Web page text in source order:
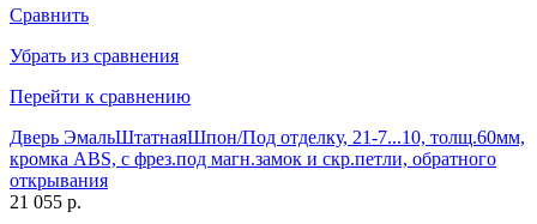
Сравнить
Убрать из сравнения
Перейти к сравнению
Дверь ЭмальШтатнаяШпон/Под отделку, 21-7...10, толщ.60мм,
кромка ABS, с фрез.под магн.замок и скр.петли, обратного
открывания
21 055 р.